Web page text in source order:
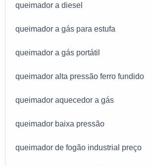
queimador a diesel
queimador a gás para estufa
queimador a gás portátil
queimador alta pressão ferro fundido
queimador aquecedor a gás
queimador baixa pressão
queimador de fogão industrial preço